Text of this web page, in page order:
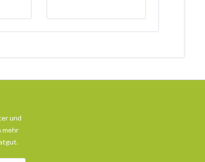
und
mehr